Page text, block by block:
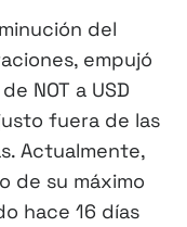
del
empujó
NOT a USD
fuera de las
Actualmente,
de su máximo
hace 16 días